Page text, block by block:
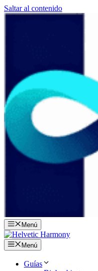
Saltar al contenido
Menú
Menú
Guías